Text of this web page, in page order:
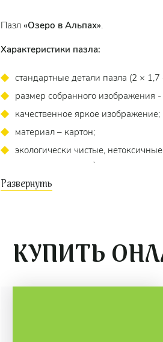
Пазл «Озеро в Альпах».
Характеристики пазла:
стандартные детали пазла (2 × 1,7
размер собранного изображения
качественное яркое изображение;
материал – картон;
экологически чистые,
точность подгонки).
КУПИТЬ